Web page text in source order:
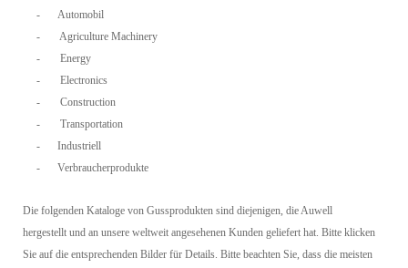
-
Automobil
-
Agriculture Machinery
-
Energy
-
Electronics
-
Construction
-
Transportation
-
Industriell
-
Verbraucherprodukte
Die folgenden Kataloge von Gussprodukten sind diejenigen, die Auwell
hergestellt und an unsere weltweit angesehenen Kunden geliefert hat. Bitte klicken
Sie auf die entsprechenden Bilder für Details. Bitte beachten Sie, dass die meisten